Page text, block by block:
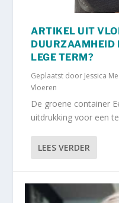
ARTIKEL UIT
DUURZAAMHEID
LEGE TERM?
Geplaatst door Jessica
Vloeren
De groene container
uitdrukking voor een
LEES VERDER